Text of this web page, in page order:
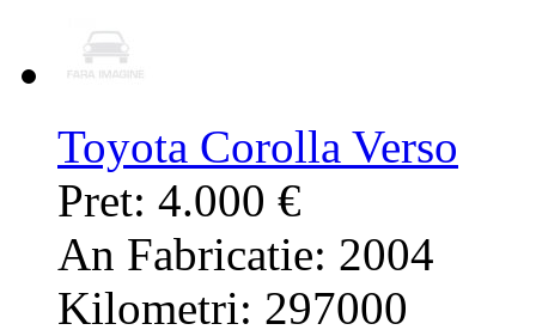
Toyota Corolla Verso
Pret: 4.000 €
An Fabricatie: 2004
Kilometri: 297000